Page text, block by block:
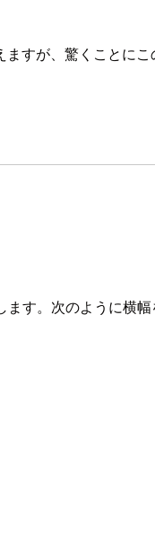
すが、驚くことにこ
ます。次のように横